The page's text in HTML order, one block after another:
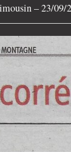
– 23/09/